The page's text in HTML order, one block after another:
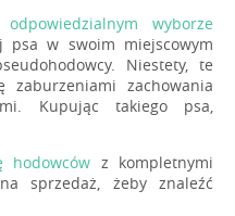
odpowiedzialnym wyborze
psa w swoim miejscowym
Niestety, te
zaburzeniami zachowania
Kupując takiego psa,
hodowców z kompletnymi
sprzedaż, żeby znaleźć